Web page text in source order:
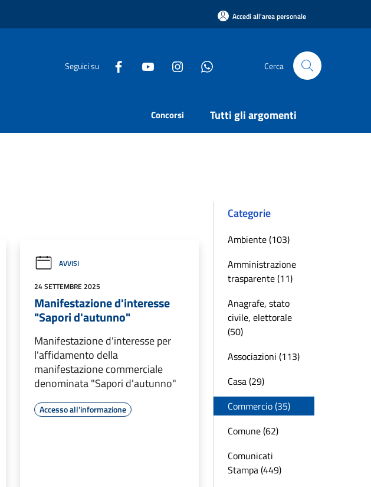
Accedi all'area personale
Seguici su Cerca
Concorsi Tutti gli argomenti
AVVISI
24 SETTEMBRE 2025
Manifestazione d'interesse
"Sapori d'autunno"
Manifestazione d'interesse per
l'affidamento della
manifestazione commerciale
denominata "Sapori d'autunno"
Accesso all'informazione
Categorie
Ambiente (103)
Amministrazione
trasparente (11)
Anagrafe, stato
civile, elettorale
(50)
Associazioni (113)
Casa (29)
Commercio (35)
Comune (62)
Comunicati
Stampa (449)